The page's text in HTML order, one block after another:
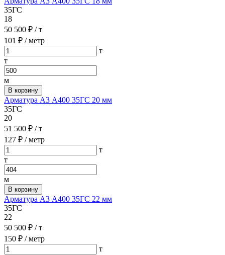
35ГС
18
50 500 ₽ / т
101 ₽ / метр
т
т
м
В корзину
Арматура А3 А400 35ГС 20 мм
35ГС
20
51 500 ₽ / т
127 ₽ / метр
т
т
м
В корзину
Арматура А3 А400 35ГС 22 мм
35ГС
22
50 500 ₽ / т
150 ₽ / метр
т